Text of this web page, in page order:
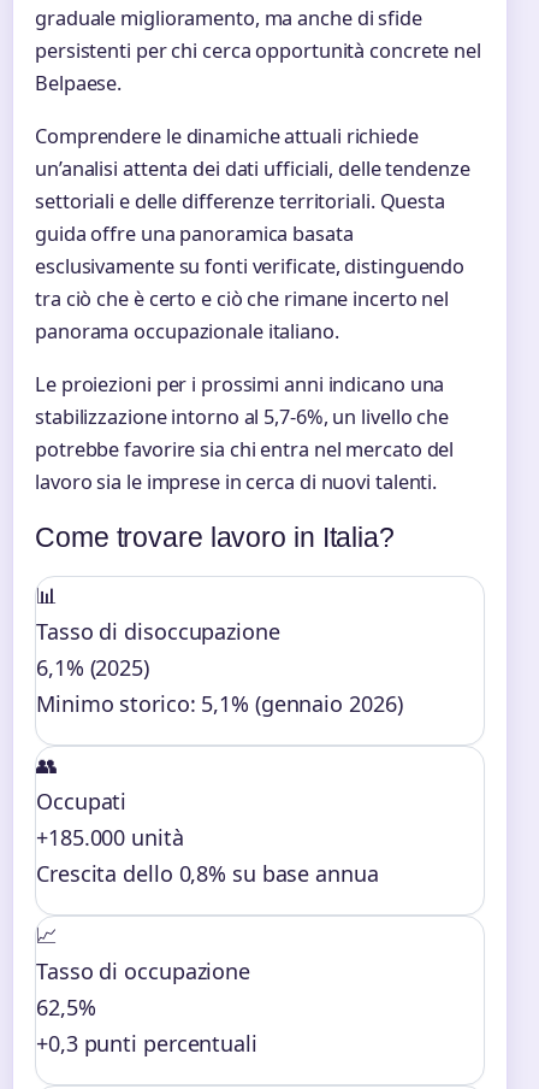
graduale miglioramento, ma anche di sfide
persistenti per chi cerca opportunità concrete nel
Belpaese.
Comprendere le dinamiche attuali richiede
un’analisi attenta dei dati ufficiali, delle tendenze
settoriali e delle differenze territoriali. Questa
guida offre una panoramica basata
esclusivamente su fonti verificate, distinguendo
tra ciò che è certo e ciò che rimane incerto nel
panorama occupazionale italiano.
Le proiezioni per i prossimi anni indicano una
stabilizzazione intorno al 5,7-6%, un livello che
potrebbe favorire sia chi entra nel mercato del
lavoro sia le imprese in cerca di nuovi talenti.
Come trovare lavoro in Italia?
📊
Tasso di disoccupazione
6,1% (2025)
Minimo storico: 5,1% (gennaio 2026)
👥
Occupati
+185.000 unità
Crescita dello 0,8% su base annua
📈
Tasso di occupazione
62,5%
+0,3 punti percentuali